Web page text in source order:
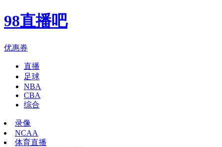
98直播吧
优惠券
直播
足球
NBA
CBA
综合
录像
NCAA
体育直播